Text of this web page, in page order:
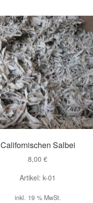
Californischen Salbei
8,00€
Artikel: k-01
inkl. 19 % MwSt.